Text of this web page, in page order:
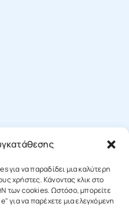
για να παραδίδει μια καλύτερη
χρήστες. Κάνοντας κλικ στο
των cookies. Ωστόσο, μπορείτε
για να παρέχετε μια ελεγχόμενη